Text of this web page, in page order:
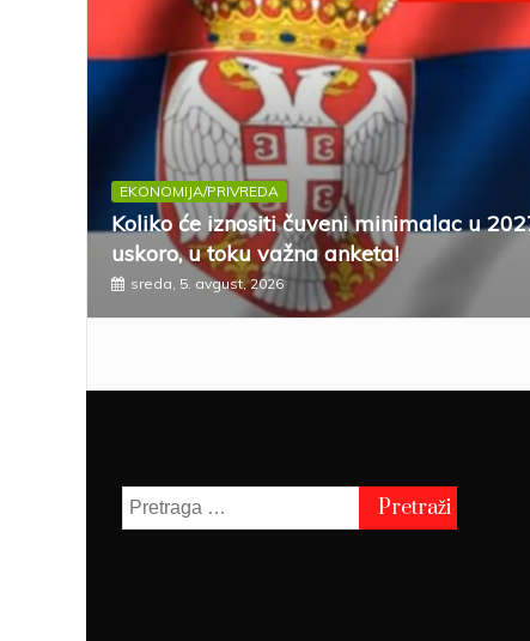
EKONOMIJA/PRIVREDA
Koliko će iznositi čuveni minimalac u
uskoro, u toku važna anketa!
sreda, 5. avgust, 2026
Pretraga
za: